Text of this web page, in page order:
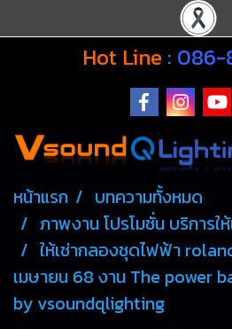
Hot Line : 086-
หน้าแรก
บทความทั้งหมด
ภาพงาน โปรโมชั่น บริการใ
ให้เช่ากลองชุดไฟฟ้า
เมษายน 68 งาน The power
by vsoundqlighting